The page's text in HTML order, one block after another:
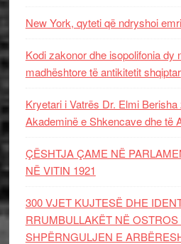
New York, qyteti që ndryshoi
Kodi zakonor dhe isopolifonia dy
madhështore të antikitetit shqiptar
Kryetari i Vatrës Dr. Elmi
Akademinë e Shkencave dhe të
ÇËSHTJA ÇAME NË
NË VITIN 1921
300 VJET KUJTESË DHE
RRUMBULLAKËT NË
SHPËRNGULJEN E